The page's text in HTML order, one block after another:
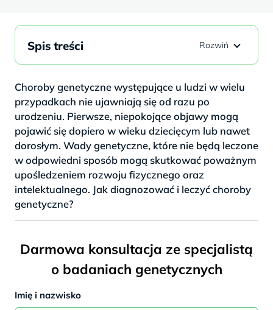
Choroby genetyczne występujące u ludzi w wielu
przypadkach nie ujawniają się od razu po
urodzeniu. Pierwsze, niepokojące objawy mogą
pojawić się dopiero w wieku dziecięcym lub nawet
dorosłym. Wady genetyczne, które nie będą leczone
w odpowiedni sposób mogą skutkować poważnym
upośledzeniem rozwoju fizycznego oraz
intelektualnego. Jak diagnozować i leczyć choroby
genetyczne?
Darmowa konsultacja ze specjalistą
o badaniach genetycznych
Imię i nazwisko
Spis treści